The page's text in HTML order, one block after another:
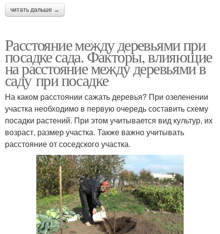
читать дальше →
Расстояние между деревьями при
посадке сада. Факторы, влияющие
на расстояние между деревьями в
саду при посадке
На каком расстоянии сажать деревья? При озеленении
участка необходимо в первую очередь составить схему
посадки растений. При этом учитывается вид культур, их
возраст, размер участка. Также важно учитывать
расстояние от соседского участка.